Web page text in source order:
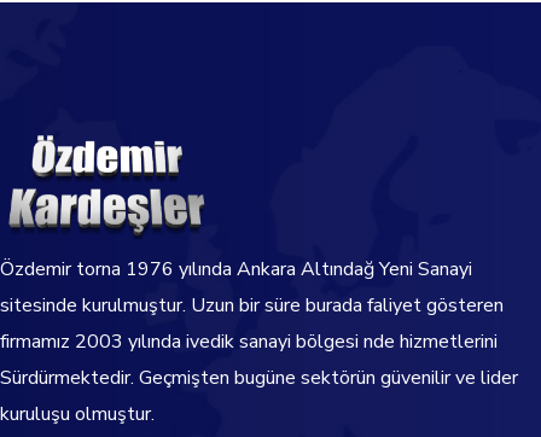
Özdemir torna 1976 yılında Ankara Altındağ Yeni Sanayi
sitesinde kurulmuştur. Uzun bir süre burada faliyet gösteren
firmamız 2003 yılında ivedik sanayi bölgesi nde hizmetlerini
Sürdürmektedir. Geçmişten bugüne sektörün güvenilir ve lider
kuruluşu olmuştur.